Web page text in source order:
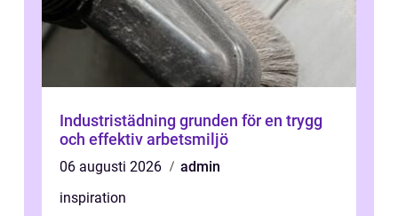
Industristädning grunden för en trygg
och effektiv arbetsmiljö
06 augusti 2026
admin
inspiration